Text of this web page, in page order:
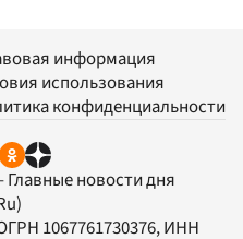
информация
использования
конфиденциальности
Главные новости дня
1067761730376, ИНН